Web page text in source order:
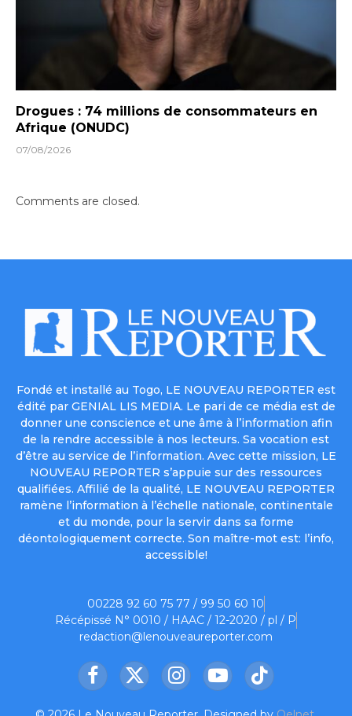
Drogues : 74 millions de consommateurs en
Afrique (ONUDC)
07/08/2026
Comments are closed.
Fondé et installé au Togo, LE NOUVEAU REPORTER est
édité par GENIAL LIS MEDIA. Le pari de ce média est de
donner une conscience et une âme à l’information afin
de la rendre accessible à nos lecteurs. Sa vocation est
d’être au service de l’information. Avec cette mission, LE
NOUVEAU REPORTER s’appuie sur des ressources
qualifiées. Affilié de la qualité, LE NOUVEAU REPORTER
ramène l’information à l’échelle nationale, continentale
et du monde, pour la servir dans sa forme
déontologiquement correcte. Son maître-mot est: l’info,
accessible!
00228 92 60 75 77 / 99 50 60 10
Récépissé N° 0010 / HAAC / 12-2020 / pl / P
redaction@lenouveaureporter.com
Facebook
X
InstagramYouTubeTikTok